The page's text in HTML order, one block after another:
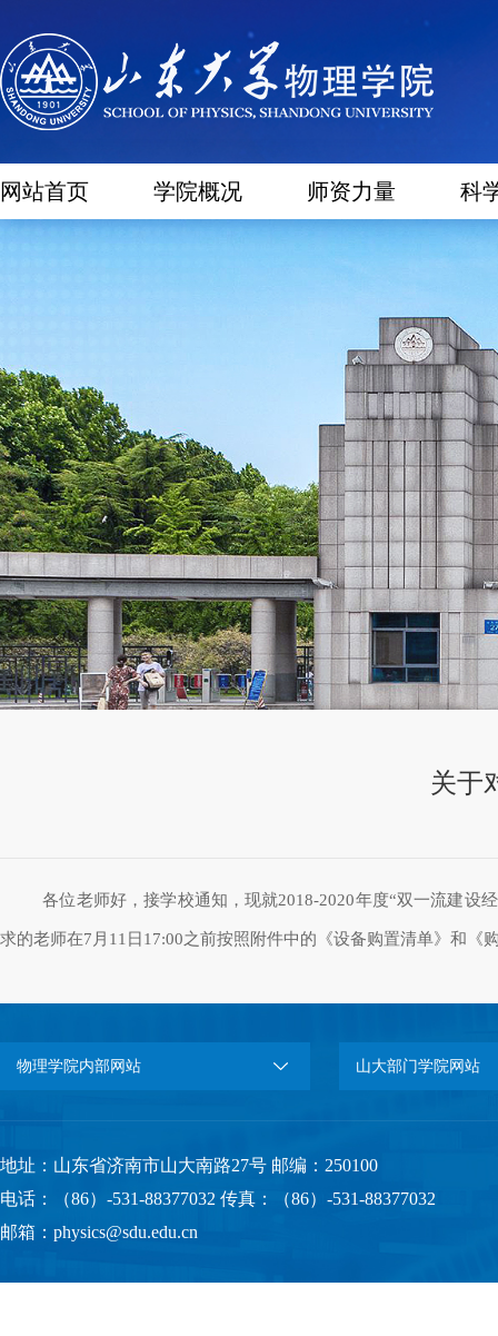
网站首页 学院概况 师资力量 科
关于
各位老师好，接学校通知，现就2018-2020年度“双一流建设
求的老师在7月11日17:00之前按照附件中的《设备购置清单》和《
物理学院内部网站 山大部门学院网站
地址：山东省济南市山大南路27号 邮编：250100
电话：（86）-531-88377032 传真：（86）-531-88377032
邮箱：physics@sdu.edu.cn